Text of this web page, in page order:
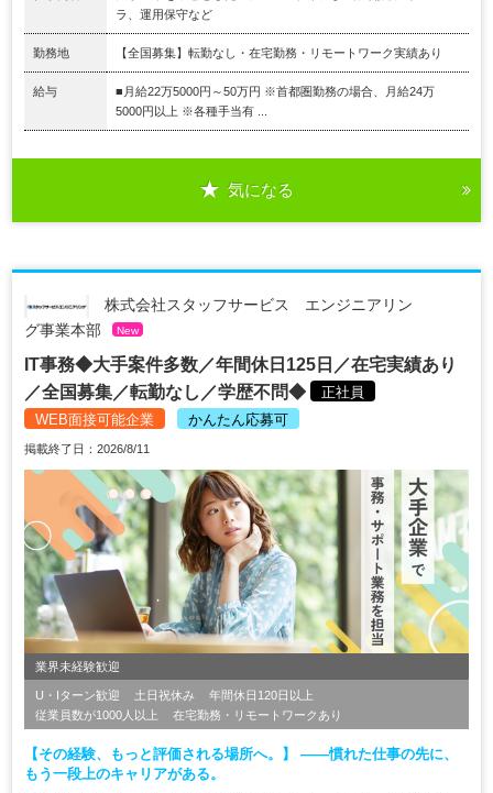
ラ、運用保守など
勤務地 【全国募集】転勤なし・在宅勤務・リモートワーク実績あり
給与
■月給22万5000円～50万円 ※首都圏勤務の場合、月給24万
5000円以上 ※各種手当有 ...
気になる
株式会社スタッフサービス エンジニアリン
グ事業本部
New
IT事務◆大手案件多数／年間休日125日／在宅実績あり
／全国募集／転勤なし／学歴不問◆
正社員
WEB面接可能企業
かんたん応募可
掲載終了日：2026/8/11
業界未経験歓迎
U・Iターン歓迎 土日祝休み
年間休日120日以上
従業員数が1000人以上
在宅勤務・リモートワークあり
【その経験、もっと評価される場所へ。】 ――慣れた仕事の先に、
もう一段上のキャリアがある。